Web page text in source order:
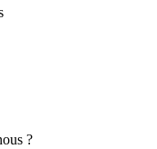
?